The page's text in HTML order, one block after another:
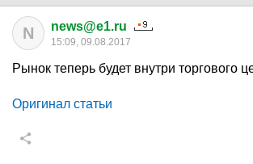
N news@e1.ru
15:09, 09.08.2017
Рынок теперь будет внутри торгового
Оригинал статьи